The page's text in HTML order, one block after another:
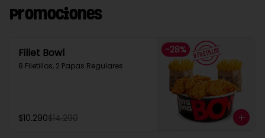
Promociones
-28%
Fillet Bowl
8 Filetillos, 2 Papas Regulares
$10.290$14.290